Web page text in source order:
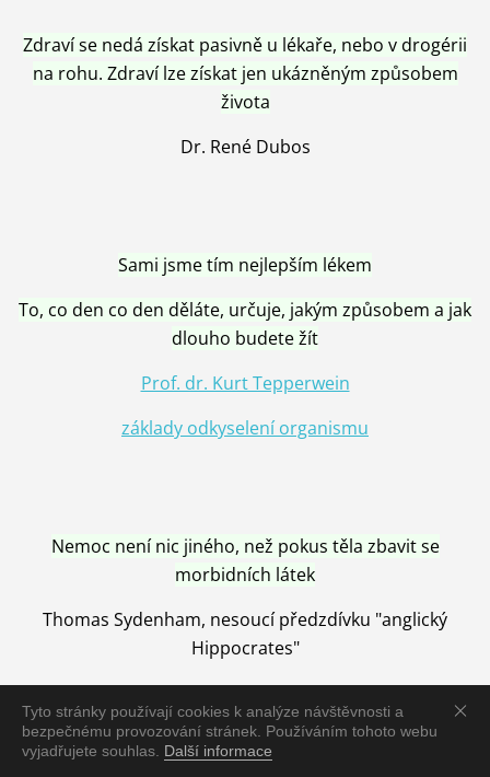
Tyto stránky používají cookies k analýze návštěvnosti a
bezpečnému provozování stránek. Používáním tohoto webu
vyjadřujete souhlas. Další informace
Zdraví se nedá získat pasivně u lékaře, nebo v drogérii
na rohu. Zdraví lze získat jen ukázněným způsobem
života
Dr. René Dubos
Sami jsme tím nejlepším lékem
To, co den co den děláte, určuje, jakým způsobem a jak
dlouho budete žít
Prof. dr. Kurt Tepperwein
základy odkyselení organismu
Nemoc není nic jiného, než pokus těla zbavit se
morbidních látek
Thomas Sydenham, nesoucí předzdívku "anglický
Hippocrates"
Nemoc je vyléčena jen pomocí Přírody, neutralizací a